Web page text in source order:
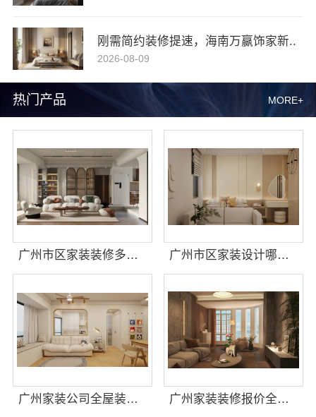
热门产品 MORE+
广州市区家装装修多少钱新房？精匠饰家全屋定制高性价比 广州市区家装设计哪家好毛坯房精匠饰家
广州家装公司全屋装修精匠饰家 广州家装装修报价全屋装修？精匠饰家预算透明无增项
刚需简约装修提速，海南万赢饰家新..
2026-08-09